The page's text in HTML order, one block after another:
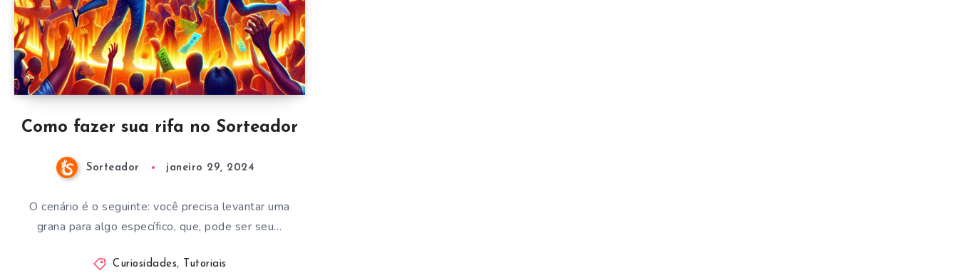
Como fazer sua rifa no Sorteador
Sorteador janeiro 29, 2024
O cenário é o seguinte: você precisa levantar uma
grana para algo específico, que, pode ser seu…
Curiosidades, Tutoriais